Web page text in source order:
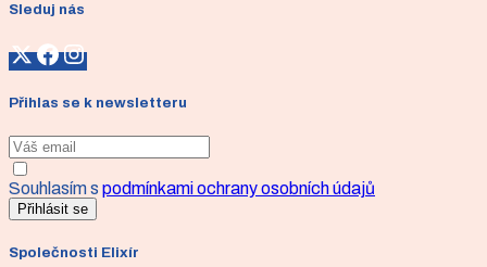
Sleduj nás
Přihlas se k newsletteru
Souhlasím s podmínkami ochrany osobních údajů
Přihlásit se
Společnosti Elixír